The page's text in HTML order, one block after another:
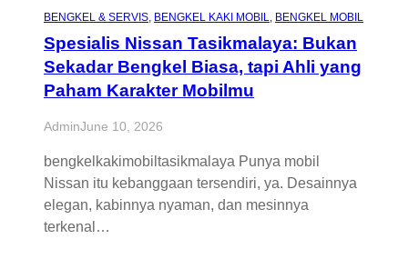
BENGKEL & SERVIS, BENGKEL KAKI MOBIL, BENGKEL MOBIL
Spesialis Nissan Tasikmalaya: Bukan
Sekadar Bengkel Biasa, tapi Ahli yang
Paham Karakter Mobilmu
AdminJune 10, 2026
bengkelkakimobiltasikmalaya Punya mobil
Nissan itu kebanggaan tersendiri, ya. Desainnya
elegan, kabinnya nyaman, dan mesinnya
terkenal…